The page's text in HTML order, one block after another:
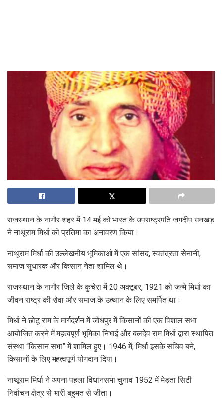
राजस्थान के नागौर शहर में 14 मई को भारत के उपराष्ट्रपति जगदीप धनखड़
ने नाथूराम मिर्धा की प्रतिमा का अनावरण किया।
नाथूराम मिर्धा की उल्लेखनीय भूमिकाओं में एक सांसद, स्वतंत्रता सेनानी,
समाज सुधारक और किसान नेता शामिल थे।
राजस्थान के नागौर जिले के कुचेरा में 20 अक्टूबर, 1921 को जन्मे मिर्धा का
जीवन राष्ट्र की सेवा और समाज के उत्थान के लिए समर्पित था।
मिर्धा ने छोटू राम के मार्गदर्शन में जोधपुर में किसानों की एक विशाल सभा
आयोजित करने में महत्वपूर्ण भूमिका निभाई और बलदेव राम मिर्धा द्वारा स्थापित
संस्था “किसान सभा” में शामिल हुए। 1946 में, मिर्धा इसके सचिव बने,
किसानों के लिए महत्वपूर्ण योगदान दिया।
नाथूराम मिर्धा ने अपना पहला विधानसभा चुनाव 1952 में मेड़ता सिटी
निर्वाचन क्षेत्र से भारी बहुमत से जीता।